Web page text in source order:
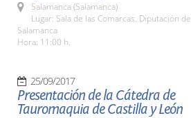
Salamanca (Salamanca)
Lugar: Sala de las Comarcas. Diputación de
Salamanca
Hora: 11:00 h.
25/09/2017
Presentación de la Cátedra de
Tauromaquia de Castilla y León